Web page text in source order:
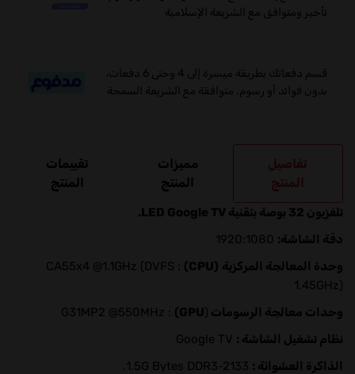
تأخير ومتوافق مع الشريعة الإسلامية
قسم دفعاتك بطريقة ميسرة إلى 4 وحتى 6 دفعات،
بدون فوائد أو رسوم. متوافقة مع الشريعة السمحة
تفاصيل
المنتج
مميزات
المنتج
تقييمات
المنتج
تلفزيون 32 بوصة بتقنية LED Google TV.
دقة الشاشة:
وحدة المعالجة المركزية (CPU)
: CA55x4 @1.1GHz (DVFS
1.45GHz)
وحدات معالجة الرسومات (
GPU)
: G31MP2 @550MHz
نظام تشغيل الشاشة :
الذاكرة العشوائة :